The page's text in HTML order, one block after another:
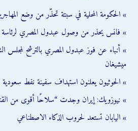
» الحكومة المحلية في سبتة تحذّر من وضع
» فانس يحذر من وصول عبدول المصري لرئاسة
» أنباء عن فوز عبدول المصري بالترشح لمجلس
ميشيغان
» الحوثيون يعلنون استهداف سفينة نفط سعودية
» نيوزويك: إيران وجدت “سلاحًا أقوى من
» اليابان تستعد لحروب الذكاء الاصطناعي